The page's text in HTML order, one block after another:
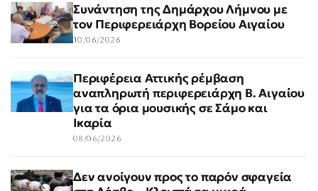
Συνάντηση της Δημάρχου Λήμνου με
τον Περιφερειάρχη Βορείου Αιγαίου
10/06/2026
Περιφέρεια Αττικής ρέμβαση
αναπληρωτή περιφερειάρχη Β. Αιγαίου
για τα όρια μουσικής σε Σάμο και
Ικαρία
08/06/2026
Δεν ανοίγουν προς το παρόν σφαγεία